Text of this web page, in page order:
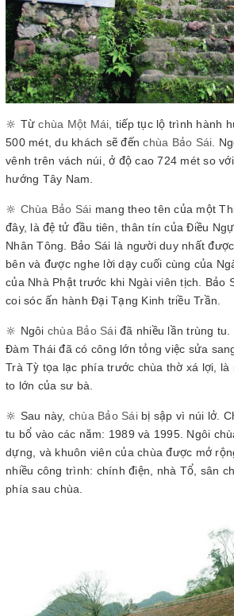
🔆 Từchùa Một Mái , tiếp tục lộ trình hành
500 mét, du khách sẽ đếnchùa Bảo Sái .
vênh trên vách núi, ở độ cao 724 mét so
hướng Tây Nam.
🔆 Chùa Bảo Sái mang theo tên của một
đây, là đệ tử đầu tiên, thân tín của Điều
Nhân Tông. Bảo Sái là người duy nhất
bên và được nghe lời dạy cuối cùng của
của Nhà Phật trước khi Ngài viên tịch. Bảo
coi sóc ấn hành Đại Tạng Kinh triều Trần.
🔆 Ngôi chùa Bảo Sáiđã nhiều lần trùng tu.
Đàm Thái đã có công lớn tỏng việc sửa
Trà Tỳ tọa lạc phía trước chùa thờ xá lợi, là
to lớn của sư bà.
🔆 Sau này, chùa Bảo Sáibị sập vì núi lở.
tu bổ vào các năm: 1989 và 1995. Ngôi
dựng, và khuôn viên của chùa được mở
nhiều công trình: chính điện, nhà Tổ, sân
phía sau chùa.